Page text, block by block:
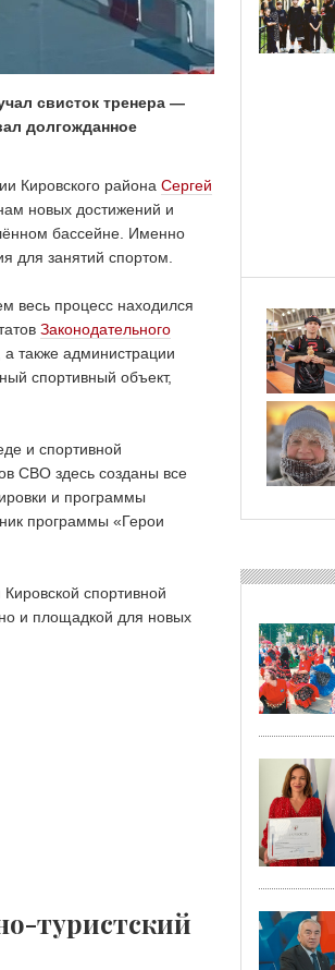
свисток тренера —
долгожданное
Кировского района Сергей
новых достижений и
бассейне. Именно
для занятий спортом.⁣⁣⠀⁣⁣⠀
весь процесс находился
Законодательного
, а также администрации
спортивный объект,
и спортивной
СВО здесь созданы все
и программы
программы «Герои
спортивной
и площадкой для новых
туристский